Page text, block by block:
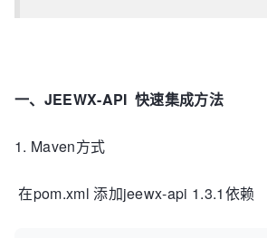
一、JEEWX-API 快速集成方法
1. Maven方式
在pom.xml 添加jeewx-api 1.3.1依赖